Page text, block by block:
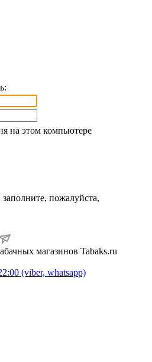
на этом компьютере
пожалуйста,
магазинов Tabaks.ru
(viber, whatsapp)